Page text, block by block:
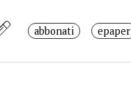
abbonati epaper